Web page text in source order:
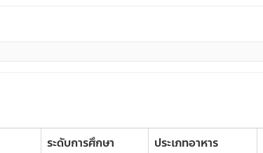
ระดับการศึกษา ประเภทอาหาร